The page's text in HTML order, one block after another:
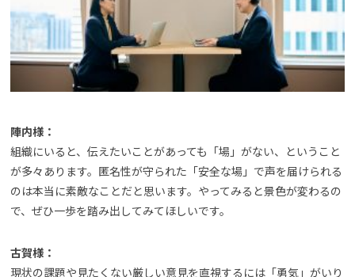
陣内様：
組織にいると、伝えたいことがあっても「場」がない、ということ
が多々あります。匿名性が守られた「安全な場」で声を届けられる
のは本当に素敵なことだと思います。やってみると景色が変わるの
で、ぜひ一歩を踏み出してみてほしいです。
古賀様：
現状の課題や見たくない厳しい意見を直視するには「勇気」がいり